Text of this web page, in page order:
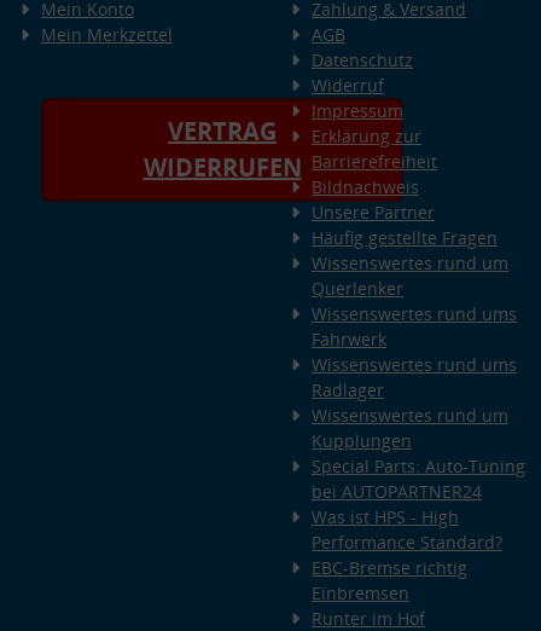
Mein Konto
Mein Merkzettel
VERTRAG
WIDERRUFEN
Zahlung & Versand
AGB
Datenschutz
Widerruf
Impressum
Erklärung zur
Barrierefreiheit
Bildnachweis
Unsere Partner
Häufig gestellte Fragen
Wissenswertes rund um
Querlenker
Wissenswertes rund ums
Fahrwerk
Wissenswertes rund ums
Radlager
Wissenswertes rund um
Kupplungen
Special Parts: Auto-Tuning
bei AUTOPARTNER24
Was ist HPS - High
Performance Standard?
EBC-Bremse richtig
Einbremsen
Runter im Hof